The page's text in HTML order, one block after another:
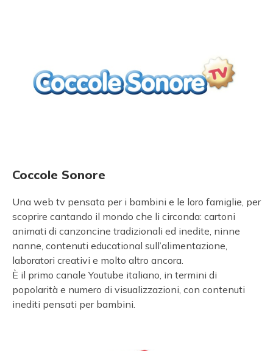
Coccole Sonore
Una web tv pensata per i bambini e le loro famiglie, per
scoprire cantando il mondo che li circonda: cartoni
animati di canzoncine tradizionali ed inedite, ninne
nanne, contenuti educational sull’alimentazione,
laboratori creativi e molto altro ancora.
È il primo canale Youtube italiano, in termini di
popolarità e numero di visualizzazioni, con contenuti
inediti pensati per bambini.